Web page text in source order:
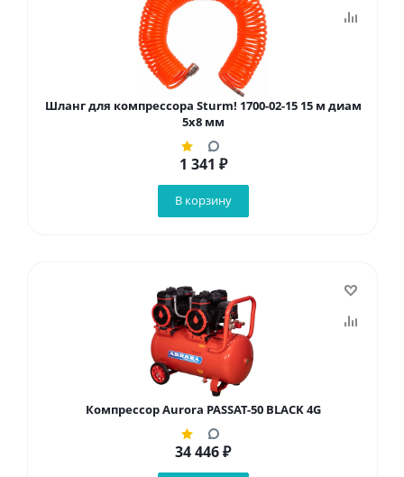
Шланг для компрессора Sturm! 1700-02-15 15 м диам
5x8 мм
1 341 ₽
В корзину
Компрессор Aurora PASSAT-50 BLACK 4G
34 446₽